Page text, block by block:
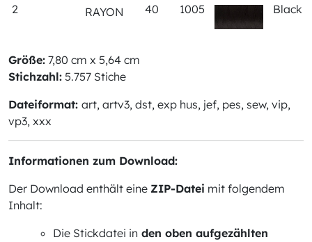
2
RAYON
40 1005 Black
Größe: 7,80 cm x 5,64 cm
Stichzahl: 5.757 Stiche
Dateiformat: art, artv3, dst, exp hus, jef, pes, sew, vip,
vp3, xxx
Informationen zum Download:
Der Download enthält eine ZIP-Datei mit folgendem
Inhalt:
Die Stickdatei in den oben aufgezählten